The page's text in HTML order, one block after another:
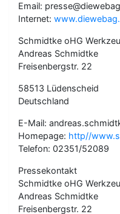
Email:
Internet:
Schmidtke oHG
Andreas Schmidtke
Freisenbergstr. 22
58513 Lüdenscheid
Deutschland
E-Mail:
Homepage: http//
Telefon: 02351/52089
Pressekontakt
Schmidtke oHG
Andreas Schmidtke
Freisenbergstr. 22